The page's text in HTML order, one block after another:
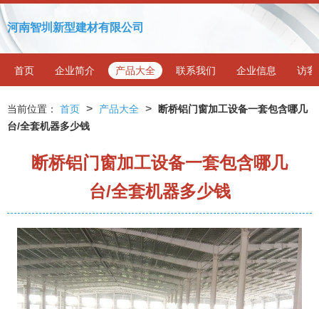
河南智圳新型建材有限公司
首页 企业简介 产品大全 联系我们 企业信息 访客
当前位置： 首页 > 产品大全 >
断桥铝门窗加工设备一套包含哪几
台/全套机器多少钱
断桥铝门窗加工设备一套包含哪几
台/全套机器多少钱